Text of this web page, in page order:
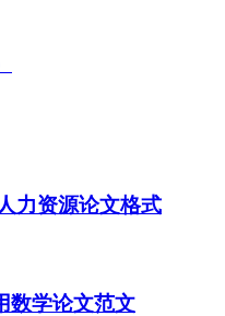
力资源论文格式
数学论文范文